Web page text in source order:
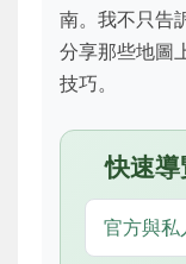
南。我不只告
分享那些地圖
技巧。
快速
官方與私